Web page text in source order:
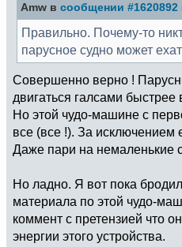
Amw в сообщении #1620892
Правильно. Почему-то
парусное судно может
Совершенно верно !
двигаться галсами быстрее
Но этой чудо-машине с
все (все !). За исключением
Даже пари на немаленькие
Но ладно. Я вот пока
материала по этой чудо-
коммент с претензией что
энергии этого устройства.